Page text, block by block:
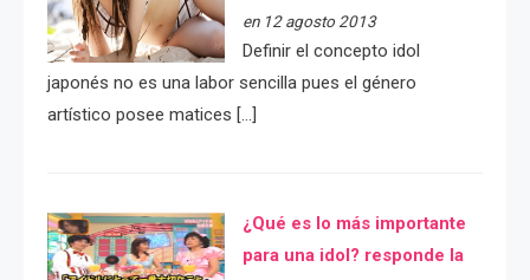
en 12 agosto 2013
Definir el concepto idol
japonés no es una labor sencilla pues el género
artístico posee matices […]
¿Qué es lo más importante
para una idol? responde la